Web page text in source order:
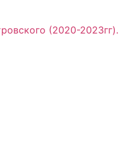
(2020-2023гг).